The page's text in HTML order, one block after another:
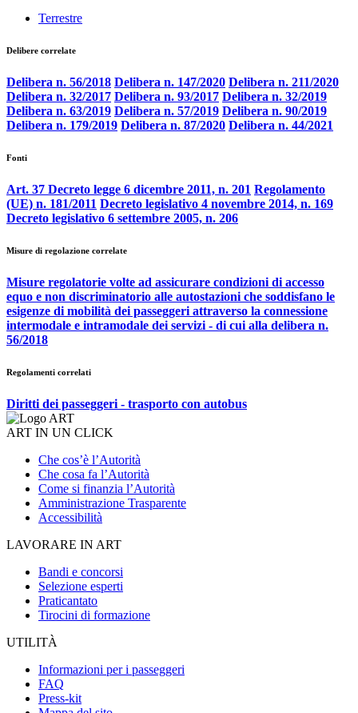
Terrestre
Delibere correlate
Delibera n. 56/2018 Delibera n. 147/2020 Delibera n. 211/2020
Delibera n. 32/2017 Delibera n. 93/2017 Delibera n. 32/2019
Delibera n. 63/2019 Delibera n. 57/2019 Delibera n. 90/2019
Delibera n. 179/2019 Delibera n. 87/2020 Delibera n. 44/2021
Fonti
Art. 37 Decreto legge 6 dicembre 2011, n. 201 Regolamento
(UE) n. 181/2011 Decreto legislativo 4 novembre 2014, n. 169
Decreto legislativo 6 settembre 2005, n. 206
Misure di regolazione correlate
Misure regolatorie volte ad assicurare condizioni di accesso
equo e non discriminatorio alle autostazioni che soddisfano le
esigenze di mobilità dei passeggeri attraverso la connessione
intermodale e intramodale dei servizi - di cui alla delibera n.
56/2018
Regolamenti correlati
Diritti dei passeggeri - trasporto con autobus
ART IN UN CLICK
Che cos’è l’Autorità
Che cosa fa l’Autorità
Come si finanzia l’Autorità
Amministrazione Trasparente
Accessibilità
LAVORARE IN ART
Bandi e concorsi
Selezione esperti
Praticantato
Tirocini di formazione
UTILITÀ
Informazioni per i passeggeri
FAQ
Press-kit